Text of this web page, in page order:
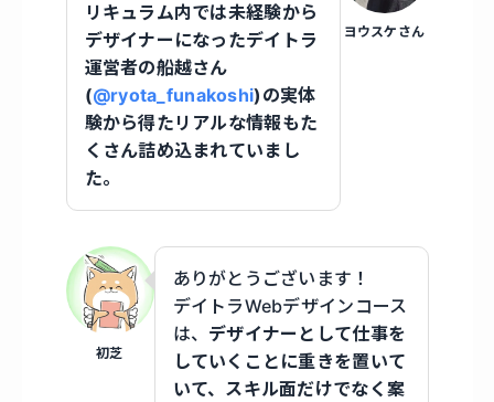
ヨウスケさん
リキュラム内では未経験から
デザイナーになったデイトラ
運営者の船越さん
(@ryota_funakoshi)の実体
験から得たリアルな情報もた
くさん詰め込まれていまし
た。
初芝
ありがとうございます！
デイトラWebデザインコース
は、 デザイナーとして仕事を
していくことに重きを置いて
いて、スキル面だけでなく案